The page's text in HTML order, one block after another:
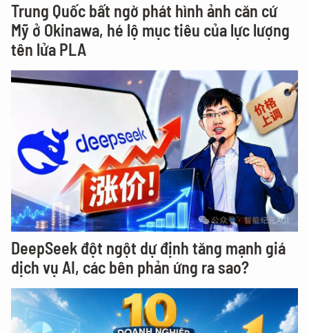
Trung Quốc bất ngờ phát hình ảnh căn cứ
Mỹ ở Okinawa, hé lộ mục tiêu của lực lượng
tên lửa PLA
DeepSeek đột ngột dự định tăng mạnh giá
dịch vụ AI, các bên phản ứng ra sao?